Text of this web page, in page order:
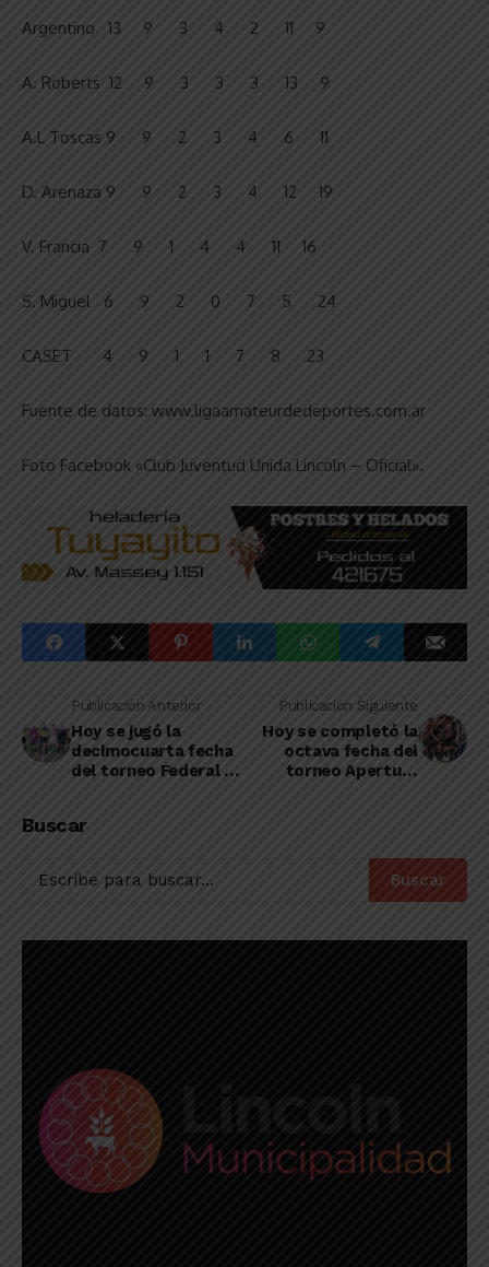
Argentino 13 9 3 4 2 11 9
A. Roberts 12 9 3 3 3 13 9
A.L Toscas 9 9 2 3 4 6 11
D. Arenaza 9 9 2 3 4 12 19
V. Francia 7 9 1 4 4 11 16
S. Miguel 6 9 2 0 7 5 24
CASET 4 9 1 1 7 8 23
Fuente de datos: www.ligaamateurdedeportes.com.ar
Foto Facebook «Club Juventud Unida Lincoln – Oficial».
Publicación Anterior
Hoy se jugó la
decimocuarta fecha
del torneo Federal A
Publicación Siguiente
Hoy se completó la
octava fecha del
torneo Apertura
Buscar
Buscar